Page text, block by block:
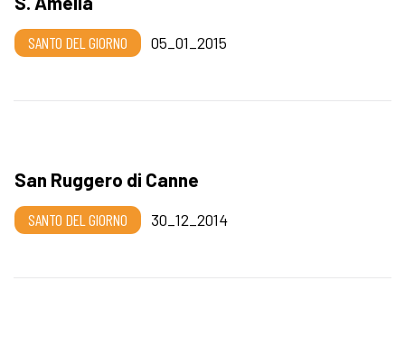
SANTO DEL GIORNO 05_01_2015
San Ruggero di Canne
SANTO DEL GIORNO 30_12_2014